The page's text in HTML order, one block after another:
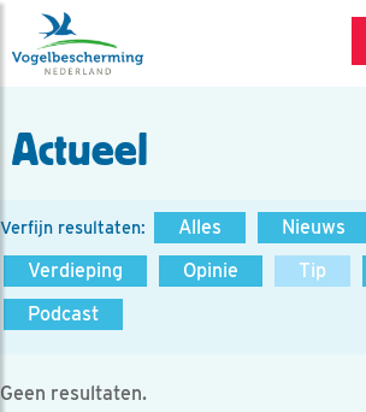
Actueel
Verfijn resultaten: Alles Nieuws
Verdieping
Opinie Tip
Podcast
Geen resultaten.